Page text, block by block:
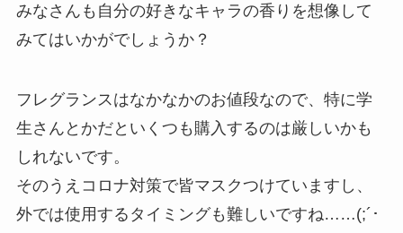
みなさんも自分の好きなキャラの香りを想像して
みてはいかがでしょうか？
フレグランスはなかなかのお値段なので、特に学
生さんとかだといくつも購入するのは厳しいかも
しれないです。
そのうえコロナ対策で皆マスクつけていますし、
外では使用するタイミングも難しいですね……(;´･